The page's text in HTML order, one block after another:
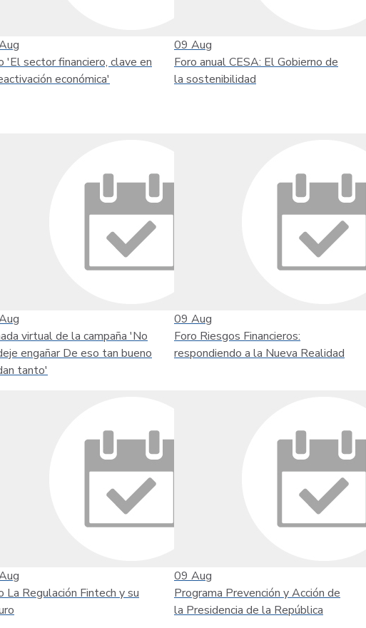
'El sector financiero, clave en
económica'
09 Aug
Foro anual CESA: El Gobierno de
la sostenibilidad
virtual de la campaña 'No
engañar De eso tan bueno
tanto'
09 Aug
Foro Riesgos Financieros:
respondiendo a la Nueva Realidad
La Regulación Fintech y su
09 Aug
Programa Prevención y Acción de
la Presidencia de la República